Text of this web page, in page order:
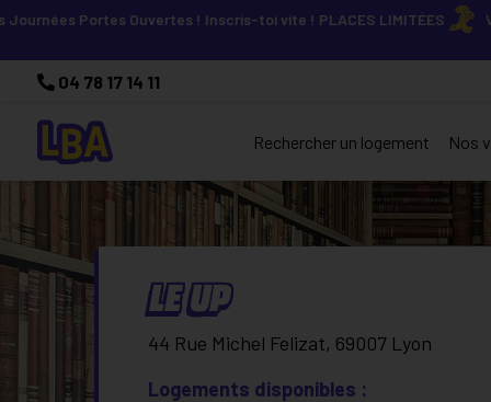
Ouvertes ! Inscris-toi vite ! PLACES LIMITÉES Viens
04 78 17 14 11
Rechercher un logement Nos
LE UP
44 Rue Michel Felizat, 69007 Lyon
Logements disponibles :